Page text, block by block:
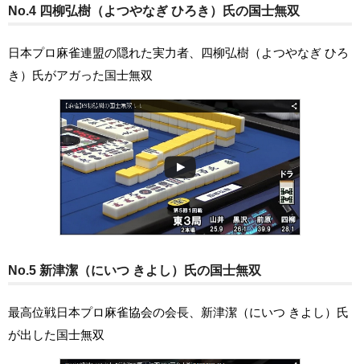
No.4 四柳弘樹（よつやなぎ ひろき）氏の国士無双
日本プロ麻雀連盟の隠れた実力者、四柳弘樹（よつやなぎ ひろ
き）氏がアガった国士無双
No.5 新津潔（にいつ きよし）氏の国士無双
最高位戦日本プロ麻雀協会の会長、新津潔（にいつ きよし）氏
が出した国士無双